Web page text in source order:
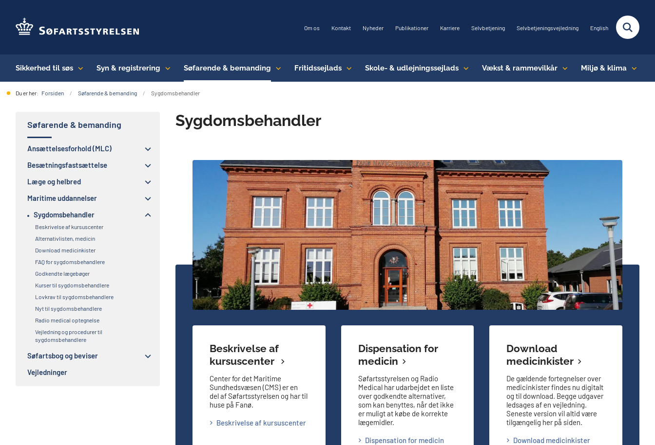
Om os Kontakt Nyheder Publikationer Karriere Selvbetjening Selvbetjeningsvejledning English
Sikkerhed til søs Syn & registrering Søfarende & bemanding Fritidssejlads Skole- & udlejningssejlads Vækst & rammevilkår Miljø & klima
Du er her: Forsiden Søfarende & bemanding Sygdomsbehandler
Søfarende & bemanding
Ansættelsesforhold (MLC)
Besætningsfastsættelse
Læge og helbred
Maritime uddannelser
Sygdomsbehandler
Beskrivelse af kursuscenter
Alternativlisten, medicin
Download medicinkister
FAQ for sygdomsbehandlere
Godkendte lægebøger
Kurser til sygdomsbehandlere
Lovkrav til sygdomsbehandlere
Nyt til sygdomsbehandlere
Radio medical optegnelse
Vejledning og procedurer til
sygdomsbehandlere
Søfartsbog og beviser
Vejledninger
Sygdomsbehandler
Beskrivelse af
kursuscenter
Center for det Maritime
Sundhedsvæsen (CMS) er en
del af Søfartsstyrelsen og har til
huse på Fanø.
Beskrivelse af kursuscenter
Dispensation for
medicin
Søfartsstyrelsen og Radio
Medical har udarbejdet en liste
over godkendte alternativer,
som kan benyttes, når det ikke
er muligt at købe de korrekte
lægemidler.
Dispensation for medicin
Download
medicinkister
De gældende fortegnelser over
medicinkister findes nu digitalt
og til download. Begge udgaver
ledsages af en vejledning.
Seneste version vil altid være
tilgængelig her på siden.
Download medicinkister